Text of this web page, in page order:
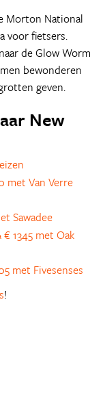
Morton National
voor fietsers.
de Glow Worm
bewonderen
geven.
New
met Van Verre
Sawadee
€ 1345 met Oak
met Fivesenses
!